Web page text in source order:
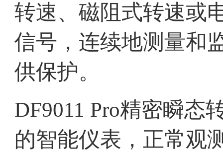
转速、磁阻式转速或
信号，连续地测量和
供保护。
DF9011 Pro精密瞬态
的智能仪表，正常观